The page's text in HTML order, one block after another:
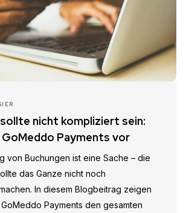
nicht kompliziert sein:
Payments vor
von Buchungen ist eine Sache – die
das Ganze nicht noch
In diesem Blogbeitrag zeigen
Payments den gesamten